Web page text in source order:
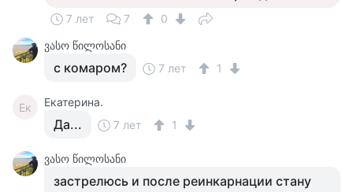
7 лет 7
0
ვასო წილოსანი
с комаром? 7 лет 1
Ек Екатерина.
Да... 7 лет 1
ვასო წილოსანი
застрелюсь и после реинкарнации стану